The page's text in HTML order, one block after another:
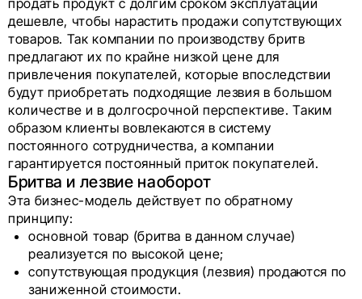
дешевле, чтобы нарастить продажи сопутствующих
товаров. Так компании по производству бритв
предлагают их по крайне низкой цене для
привлечения покупателей, которые впоследствии
будут приобретать подходящие лезвия в большом
количестве и в долгосрочной перспективе. Таким
образом клиенты вовлекаются в систему
постоянного сотрудничества, а компании
гарантируется постоянный приток покупателей.
Бритва и лезвие наоборот
Эта бизнес-модель действует по обратному
принципу:
основной товар (бритва в данном случае)
реализуется по высокой цене;
сопутствующая продукция (лезвия) продаются по
заниженной стоимости.